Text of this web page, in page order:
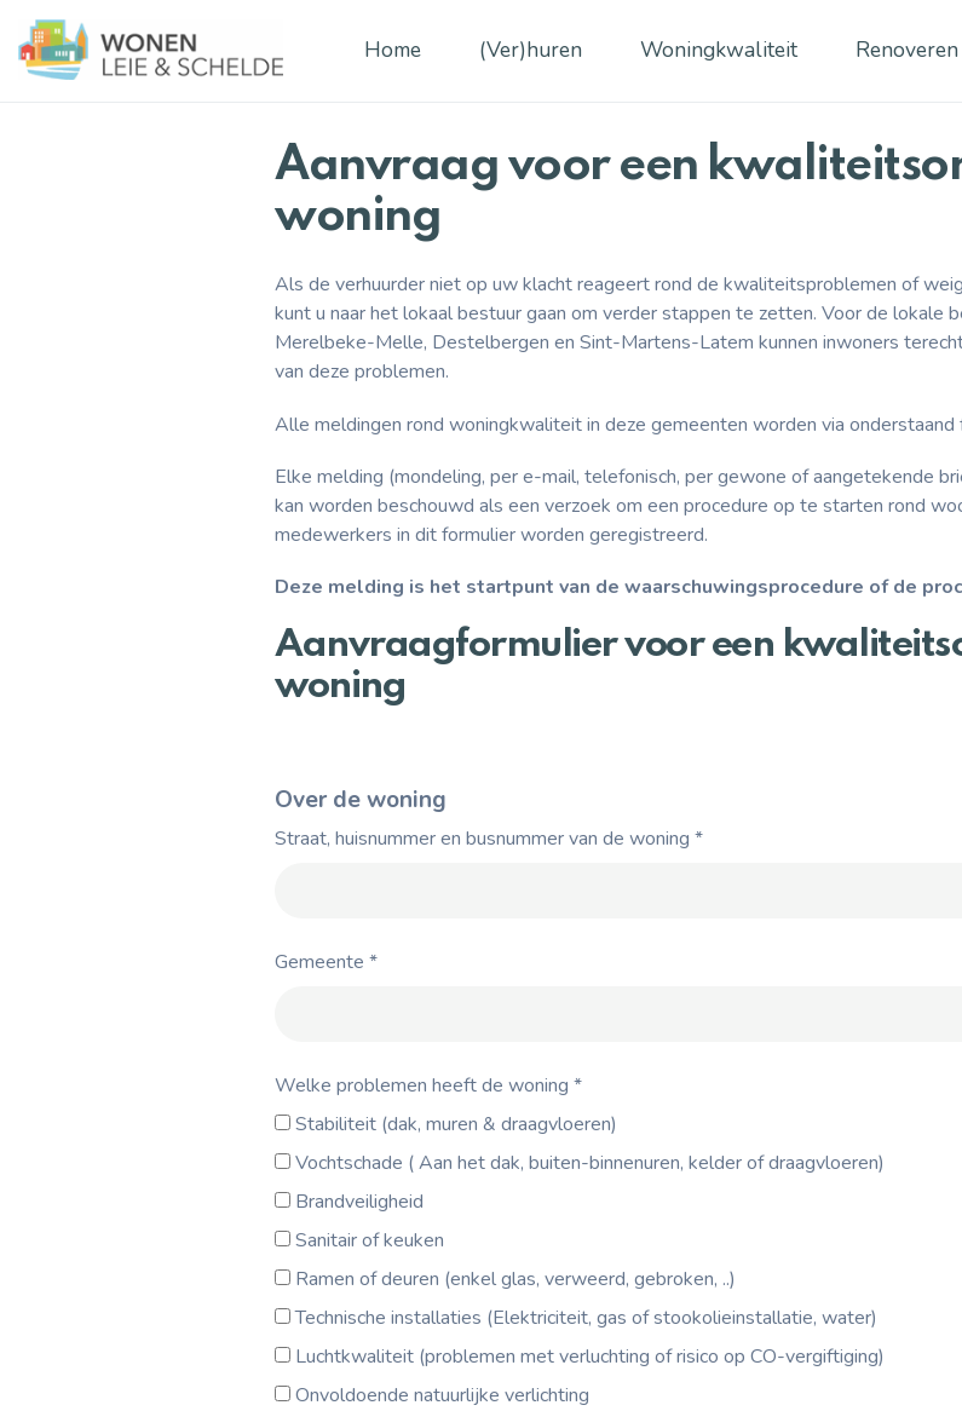
Home (Ver)huren Woningkwaliteit Renoveren
Aanvraag voor een
woning
Als de verhuurder niet op uw klacht reageert rond de kwaliteitsproblemen of
kunt u naar het lokaal bestuur gaan om verder stappen te zetten. Voor de lokale
Merelbeke-Melle, Destelbergen en Sint-Martens-Latem kunnen inwoners
van deze problemen.
Alle meldingen rond woningkwaliteit in deze gemeenten worden via
Elke melding (mondeling, per e-mail, telefonisch, per gewone of aangetekende
kan worden beschouwd als een verzoek om een procedure op te starten rond
medewerkers in dit formulier worden geregistreerd.
Deze melding is het startpunt van de waarschuwingsprocedure of de
Aanvraagformulier voor een
woning
Over de woning
Straat, huisnummer en busnummer van de woning *
Gemeente *
Welke problemen heeft de woning *
Stabiliteit (dak, muren & draagvloeren)
Vochtschade ( Aan het dak, buiten-binnenuren, kelder of draagvloeren)
Brandveiligheid
Sanitair of keuken
Ramen of deuren (enkel glas, verweerd, gebroken, ..)
Technische installaties (Elektriciteit, gas of stookolieinstallatie, water)
Luchtkwaliteit (problemen met verluchting of risico op CO-vergiftiging)
Onvoldoende natuurlijke verlichting